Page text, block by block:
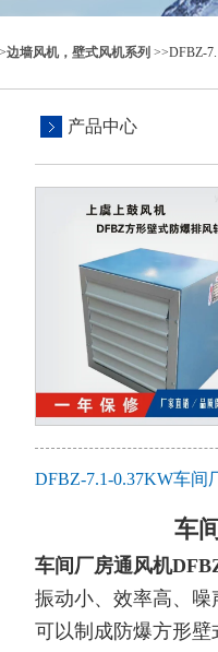
边墙风机，壁式风机系列 >>DFBZ-
产品中心
DFBZ-7.1-0.37KW车
车
车间厂房通风机
振动小、效率高、
可以制成防爆方形